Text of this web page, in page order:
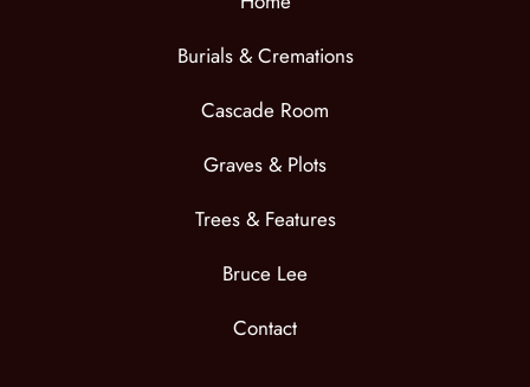
Burials & Cremations
Cascade Room
Graves & Plots
Trees & Features
Bruce Lee
Contact